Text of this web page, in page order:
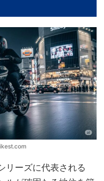
リーズに代表される